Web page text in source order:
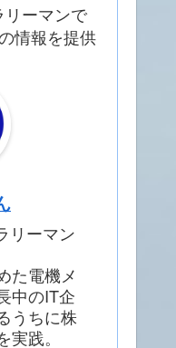
ーマンで
情報を提供
リーマン
た電機メ
中のIT企
うちに株
践。